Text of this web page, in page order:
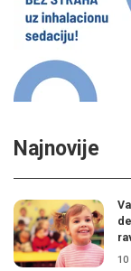
Najnovije